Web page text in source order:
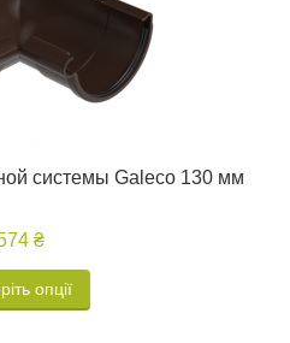
системы Galeco 130 мм
₴
опції